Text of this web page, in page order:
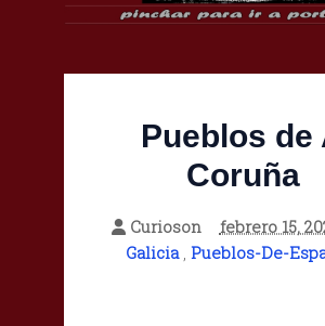
Pueblos de
Coruña
Curioson
febrero 15,
Galicia, Pueblos-De-